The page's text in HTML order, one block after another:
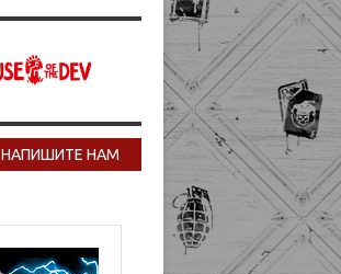
НАПИШИТЕ НАМ